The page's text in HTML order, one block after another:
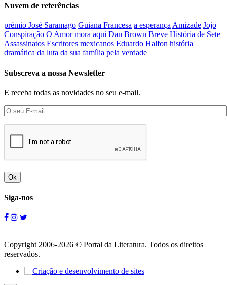
Nuvem de referências
prémio José Saramago Guiana Francesa a esperança Amizade Jojo
Conspiração O Amor mora aqui Dan Brown Breve História de Sete
Assassinatos Escritores mexicanos Eduardo Halfon história
dramática da luta da sua família pela verdade
Subscreva a nossa Newsletter
E receba todas as novidades no seu e-mail.
Ok
Siga-nos
Copyright 2006-2026 © Portal da Literatura. Todos os direitos
reservados.